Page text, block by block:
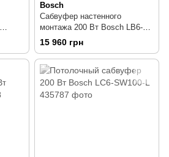
Bosch
Сабвуфер настенного
монтажа 200 Вт Bosch LB6-
SW100-D
15 960 грн